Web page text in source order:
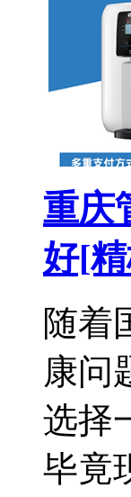
重庆
好[
随着
康问
选择
毕竟